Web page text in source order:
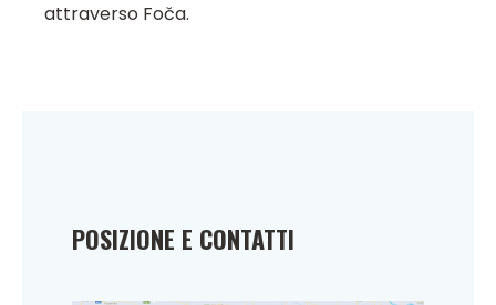
attraverso Foča.
POSIZIONE E CONTATTI